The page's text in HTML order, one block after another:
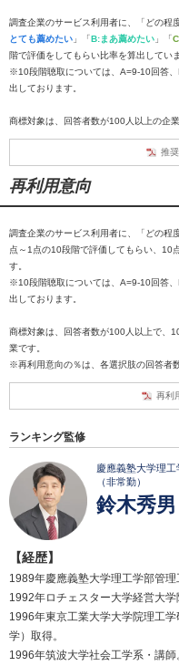
調査企業のサービス利用者に、「どの程
とても薦めたい 」「B:まあ薦めたい 」「
階で評価をしてもらい比率を算出していま
※10段階聴取については、A=9-10回答
出しております。
商標対象は、回答者数が100人以上の企業
推
再利用意向
調査企業のサービス利用者に、「どの程
点～1点の10段階で評価してもらい、10
す。
※10段階聴取については、A=9-10回答
出しております。
商標対象は、回答者数が100人以上で、
業です。
※再利用意向の％は、各選択肢の回答者
再利
ランキング監修
慶應義塾大学理
（非常勤）
鈴木秀男
【経歴】
1989年慶應義塾大学理工学部管理
1992年ロチェスター大学経営大学
1996年東京工業大学大学院理工
学）取得。
1996年筑波大学社会工学系・講師